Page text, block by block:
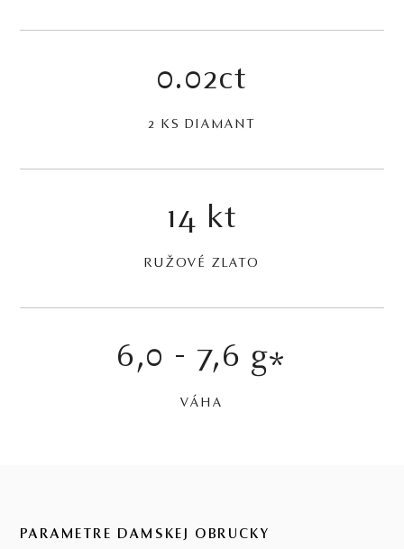
0.02ct
2 KS DIAMANT
14 kt
RUŽOVÉ ZLATO
6,0 - 7,6 g*
VÁHA
PARAMETRE DÁMSKEJ OBRÚČKY